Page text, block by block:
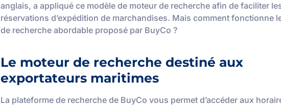
anglais, a appliqué ce modèle de moteur de recherche afin de faciliter
réservations d’expédition de marchandises. Mais comment fonctionne
de recherche abordable proposé par BuyCo ?
Le moteur de recherche destiné aux
exportateurs maritimes
La plateforme de recherche de BuyCo vous permet d’accéder aux